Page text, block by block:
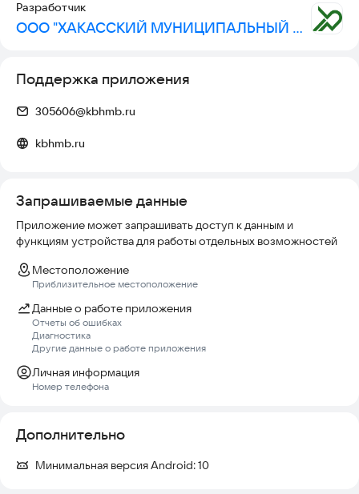
Разработчик
ООО "ХАКАССКИЙ МУНИЦИПАЛЬНЫЙ БАНК"
Поддержка приложения
305606@kbhmb.ru
kbhmb.ru
Запрашиваемые данные
Приложение может запрашивать доступ к данным и
функциям устройства для работы отдельных возможностей
Местоположение
Приблизительное местоположение
Данные о работе приложения
Отчеты об ошибках
Диагностика
Другие данные о работе приложения
Личная информация
Номер телефона
Дополнительно
Минимальная версия Android:10